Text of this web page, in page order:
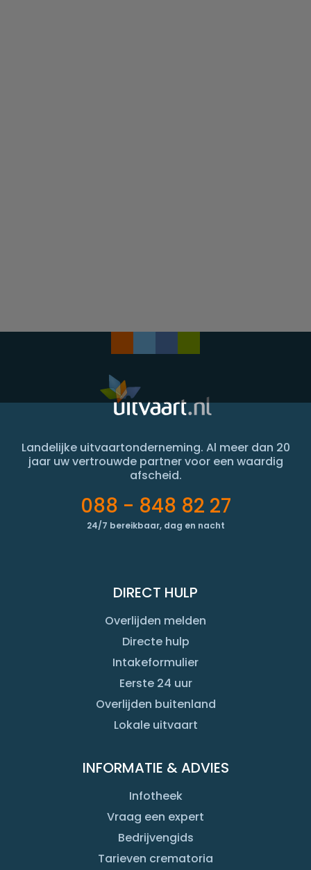
Landelijke uitvaartonderneming. Al meer dan 20
jaar uw vertrouwde partner voor een waardig
afscheid.
088 - 848 82 27
24/7 bereikbaar, dag en nacht
DIRECT HULP
Overlijden melden
Directe hulp
Intakeformulier
Eerste 24 uur
Overlijden buitenland
Lokale uitvaart
INFORMATIE & ADVIES
Infotheek
Vraag een expert
Bedrijvengids
Tarieven crematoria